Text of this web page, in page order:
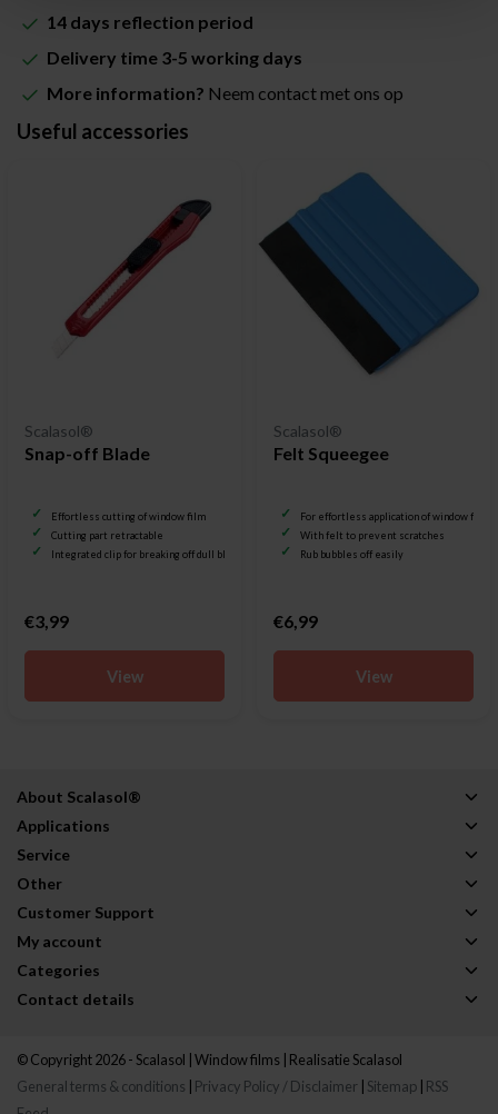
14 days reflection period
Delivery time 3-5 working days
More information? Neem contact met ons op
Useful accessories
Scalasol®
Snap-off Blade
Effortless cutting of window film
Cutting part retractable
Integrated clip for breaking off dull blades
€3,99
View
Scalasol®
Felt Squeegee
For effortless application of window film
With felt to prevent scratches
Rub bubbles off easily
€6,99
View
About Scalasol®
Applications
Service
Other
Customer Support
My account
Categories
Contact details
© Copyright 2026 - Scalasol | Window films | Realisatie Scalasol
General terms & conditions
Privacy Policy / Disclaimer Sitemap RSS